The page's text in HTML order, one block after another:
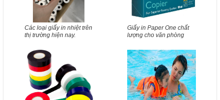
Các loại giấy in nhiệt trên
thị trường hiện nay.
Giấy in Paper One chất
lượng cho văn phòng